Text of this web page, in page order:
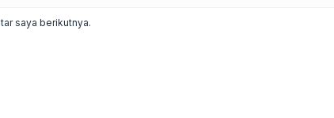
saya berikutnya.